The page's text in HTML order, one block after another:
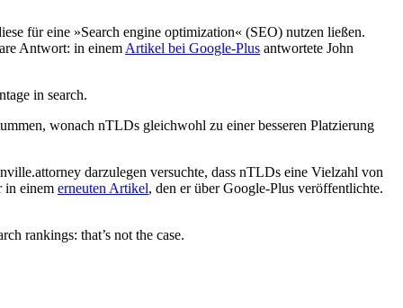
für eine »Search engine optimization« (SEO) nutzen ließen.
Antwort: in einem Artikel bei Google-Plus antwortete John
in search.
wonach nTLDs gleichwohl zu einer besseren Platzierung
darzulegen versuchte, dass nTLDs eine Vielzahl von
in einem erneuten Artikel, den er über Google-Plus veröffentlichte.
rankings: that’s not the case.